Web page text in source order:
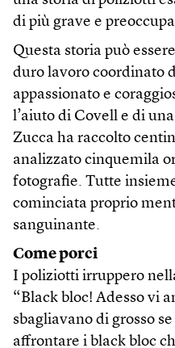
di più grave e
Questa storia può
duro lavoro coordinato
appassionato e
l’aiuto di Covell e di
Zucca ha raccolto
analizzato cinquemila
fotografie. Tutte
cominciata proprio
sanguinante.
Come porci
I poliziotti irruppero
“Black bloc! Adesso vi
sbagliavano di grosso
affrontare i black bloc